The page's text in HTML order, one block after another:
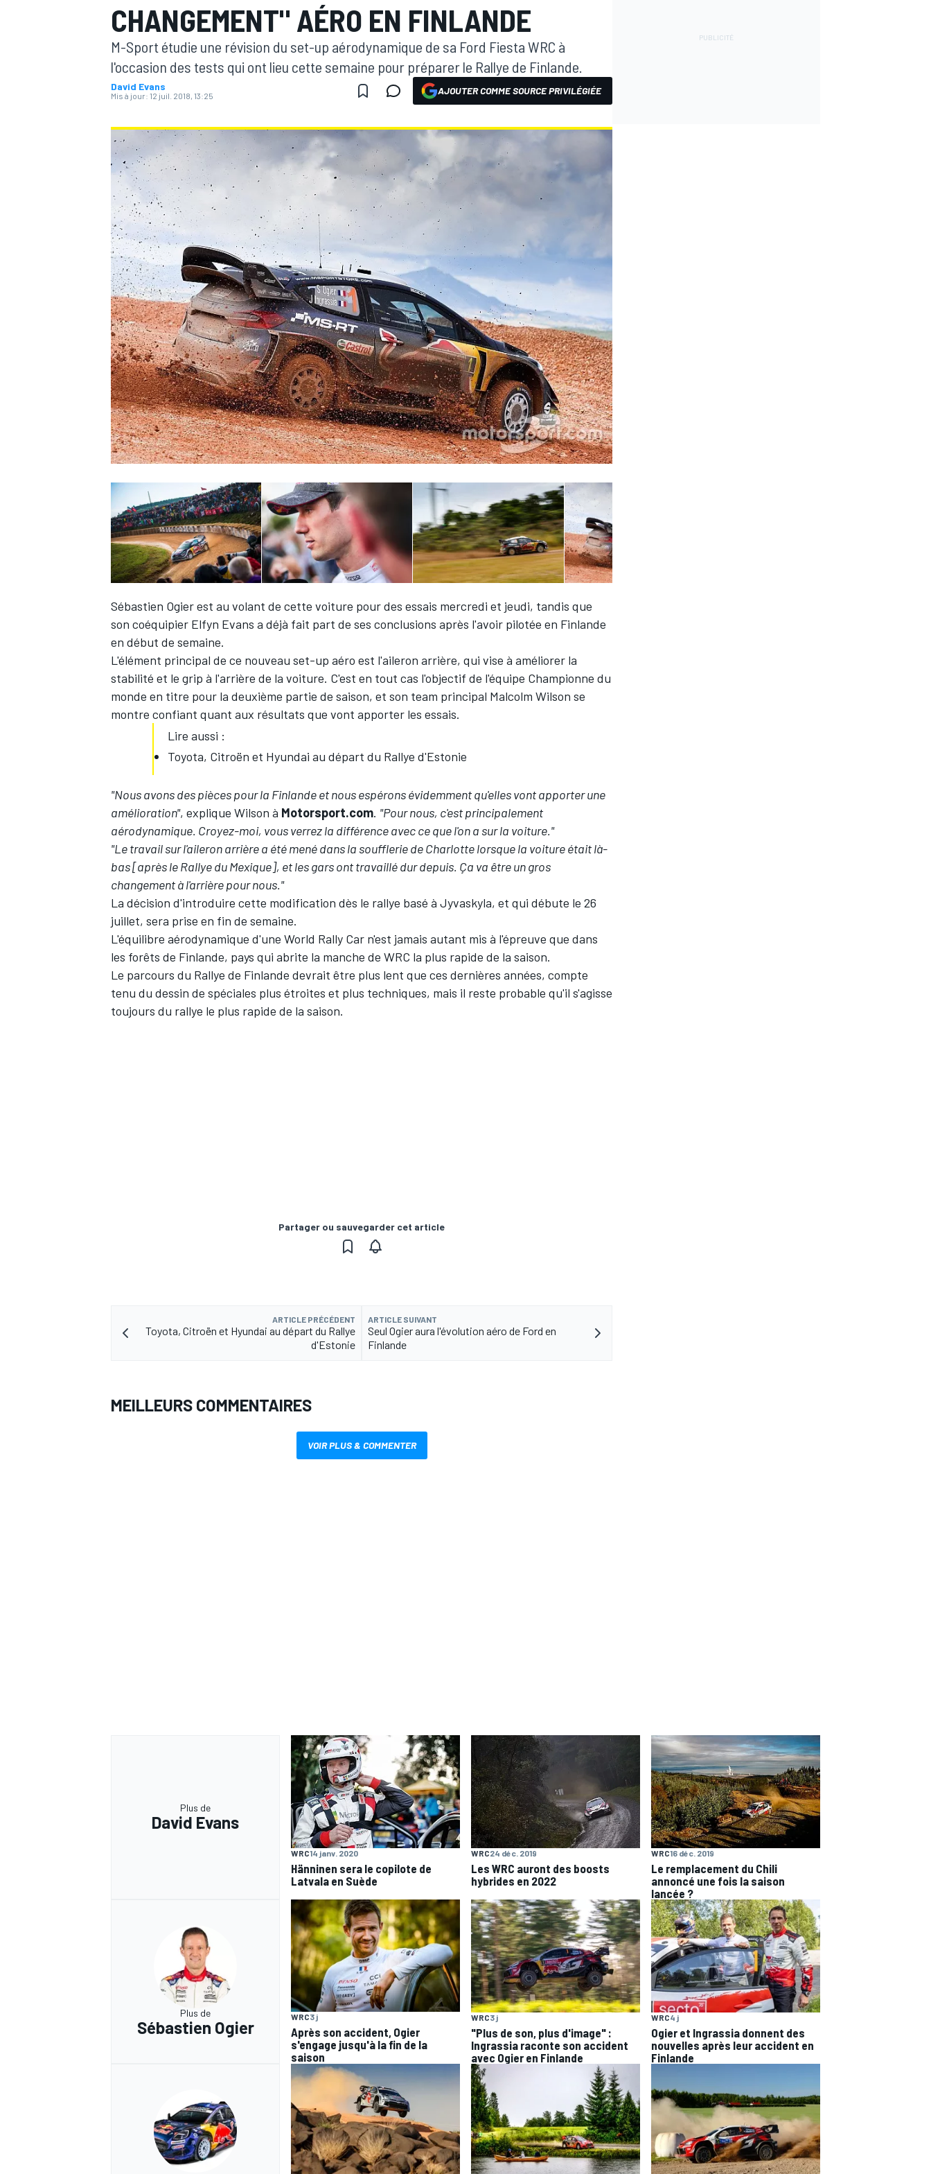
WRC
WEC
AUTRES CHAMPIONNATS
CHANGEMENT" AÉRO EN FINLANDE
M-Sport étudie une révision du set-up aérodynamique de sa Ford Fiesta WRC à
l'occasion des tests qui ont lieu cette semaine pour préparer le Rallye de Finlande.
David Evans
Mis à jour: 12 juil. 2018, 13:25 AJOUTER COMME SOURCE PRIVILÉGIÉE
Sébastien Ogierest au volant de cette voiture pour des essais mercredi et jeudi, tandis que
son coéquipier Elfyn Evans a déjà fait part de ses conclusions après l'avoir pilotée en Finlande
en début de semaine.
L'élément principal de ce nouveau set-up aéro est l'aileron arrière, qui vise à améliorer la
stabilité et le grip à l'arrière de la voiture. C'est en tout cas l'objectif de l'équipe Championne du
monde en titre pour la deuxième partie de saison, et son team principal Malcolm Wilson se
montre confiant quant aux résultats que vont apporter les essais.
Lire aussi :
Toyota, Citroën et Hyundai au départ du Rallye d'Estonie
"Nous avons des pièces pour la Finlande et nous espérons évidemment qu'elles vont apporter une
amélioration", explique Wilson à Motorsport.com. "Pour nous, c'est principalement
aérodynamique. Croyez-moi, vous verrez la différence avec ce que l'on a sur la voiture."
"Le travail sur l'aileron arrière a été mené dans la soufflerie de Charlotte lorsque la voiture était là-
bas [après le Rallye du Mexique], et les gars ont travaillé dur depuis. Ça va être un gros
changement à l'arrière pour nous."
La décision d'introduire cette modification dès le rallye basé à Jyvaskyla, et qui débute le 26
juillet, sera prise en fin de semaine.
L'équilibre aérodynamique d'une World Rally Car n'est jamais autant mis à l'épreuve que dans
les forêts de Finlande, pays qui abrite la manche de WRC la plus rapide de la saison.
Le parcours du Rallye de Finlande devrait être plus lent que ces dernières années, compte
tenu du dessin de spéciales plus étroites et plus techniques, mais il reste probable qu'il s'agisse
toujours du rallye le plus rapide de la saison.
Partager ou sauvegarder cet article
ARTICLE PRÉCÉDENT
Toyota, Citroën et Hyundai au départ du Rallye
d'Estonie
ARTICLE SUIVANT
Seul Ogier aura l'évolution aéro de Ford en
Finlande
MEILLEURS COMMENTAIRES
VOIR PLUS & COMMENTER
Plus de
David Evans
WRC14 janv. 2020
Hänninen sera le copilote de
Latvala en Suède
WRC24 déc. 2019
Les WRC auront des boosts
hybrides en 2022
WRC16 déc. 2019
Le remplacement du Chili
annoncé une fois la saison
lancée ?
Plus de
Sébastien Ogier
WRC3 j
Après son accident, Ogier
s'engage jusqu'à la fin de la
saison
WRC3 j
"Plus de son, plus d'image" :
Ingrassia raconte son accident
avec Ogier en Finlande
WRC4 j
Ogier et Ingrassia donnent des
nouvelles après leur accident en
Finlande